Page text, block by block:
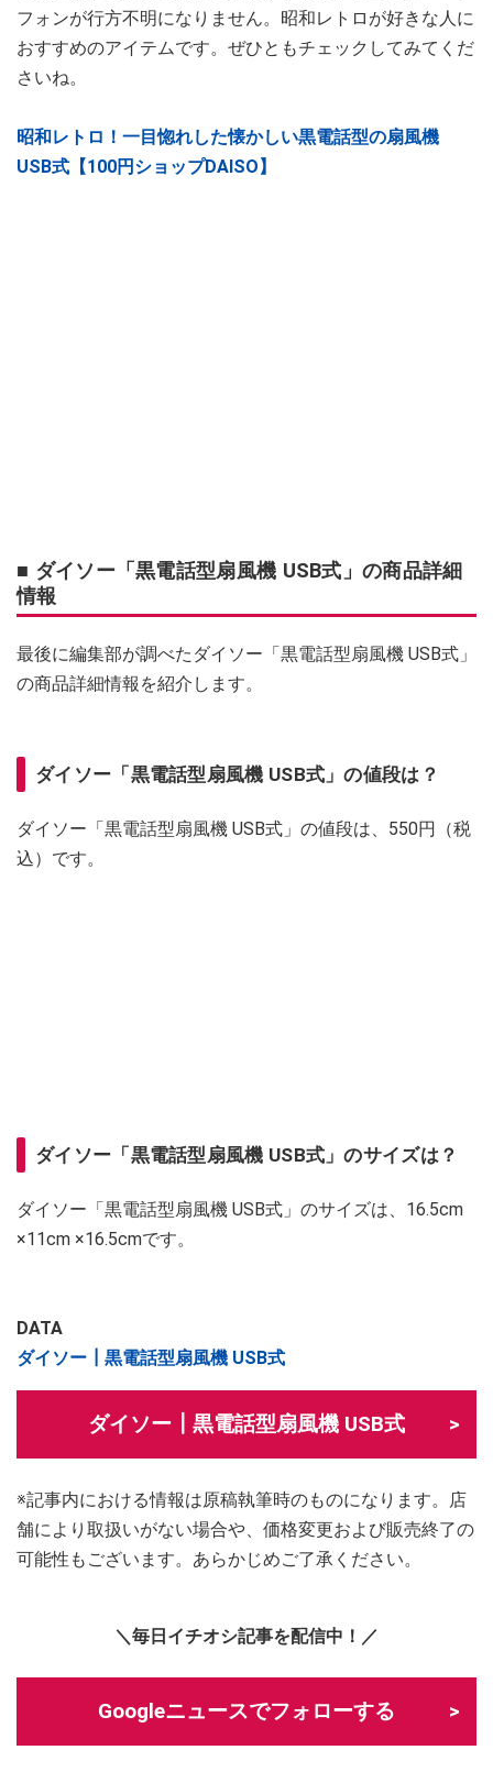
フォンが行方不明になりません。昭和レトロが好きな人に
おすすめのアイテムです。ぜひともチェックしてみてくだ
さいね。
昭和レトロ！一目惚れした懐かしい黒電話型の扇風機
USB式【100円ショップDAISO】
■ ダイソー「黒電話型扇風機 USB式」の商品詳細
情報
最後に編集部が調べたダイソー「黒電話型扇風機 USB式」
の商品詳細情報を紹介します。
ダイソー「黒電話型扇風機 USB式」の値段は？
ダイソー「黒電話型扇風機 USB式」の値段は、550円（税
込）です。
ダイソー「黒電話型扇風機 USB式」のサイズは？
ダイソー「黒電話型扇風機 USB式」のサイズは、16.5cm
×11cm ×16.5cmです。
DATA
ダイソー┃黒電話型扇風機 USB式
ダイソー┃黒電話型扇風機 USB式
※記事内における情報は原稿執筆時のものになります。店
舗により取扱いがない場合や、価格変更および販売終了の
可能性もございます。あらかじめご了承ください。
＼毎日イチオシ記事を配信中！／
Googleニュースでフォローする